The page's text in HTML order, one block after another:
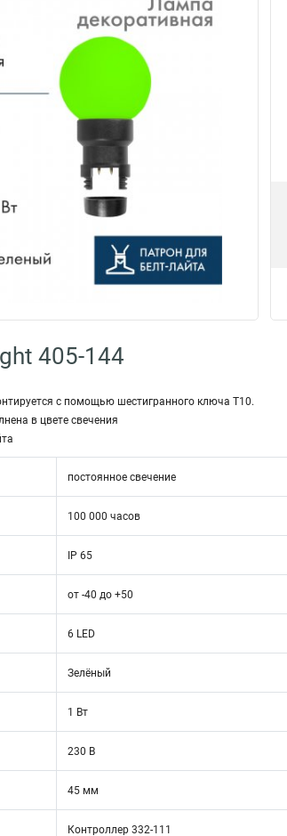
405-144
с помощью шестигранного ключа Т10.
в цвете свечения
постоянное свечение
100 000 часов
IP 65
от -40 до +50
6 LED
Зелёный
1 Вт
230 В
45 мм
Контроллер 332-111